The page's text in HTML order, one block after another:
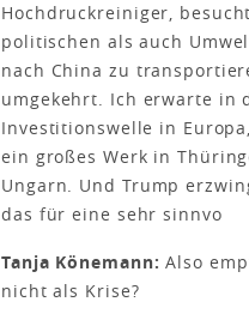
Hochdruckreiniger,
politischen als auch
nach China zu
umgekehrt. Ich erwarte in
Investitionswelle in
ein großes Werk in
Ungarn. Und Trump
das für eine sehr sinnvo
Tanja Könemann: Also
nicht als Krise?